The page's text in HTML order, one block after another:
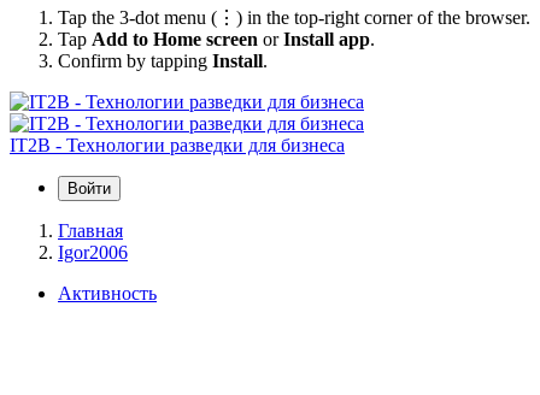
Tap the 3-dot menu (⋮) in the top-right corner of the browser.
Tap Add to Home screen orInstall app.
Confirm by tapping Install.
IT2B - Технологии разведки для бизнеса
Войти
Главная
Igor2006
Активность